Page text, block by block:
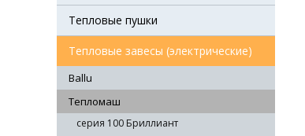
Тепловые пушки
Тепловые завесы (электрические)
Ballu
Тепломаш
серия 100 Бриллиант